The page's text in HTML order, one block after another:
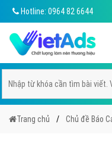
Hotline: 0964 82 6644
Trang chủ Chủ đề Báo